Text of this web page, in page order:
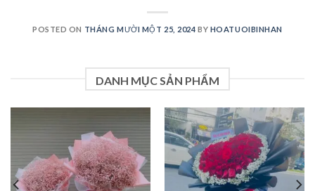
POSTED ON THÁNG MƯỜI MỘT 25, 2024 BY HOATUOIBINHAN
DANH MỤC SẢN PHẨM